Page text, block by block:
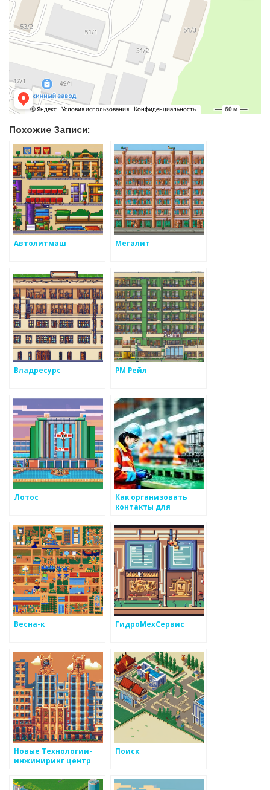
Похожие Записи:
Автолитмаш Мегалит
Владресурс РМ Рейл
Лотос
Как организовать
контакты для
к информации о
тканях
металоизделий
Весна-к ГидроМехСервис
Новые Технологии-
инжиниринг центр
Поиск